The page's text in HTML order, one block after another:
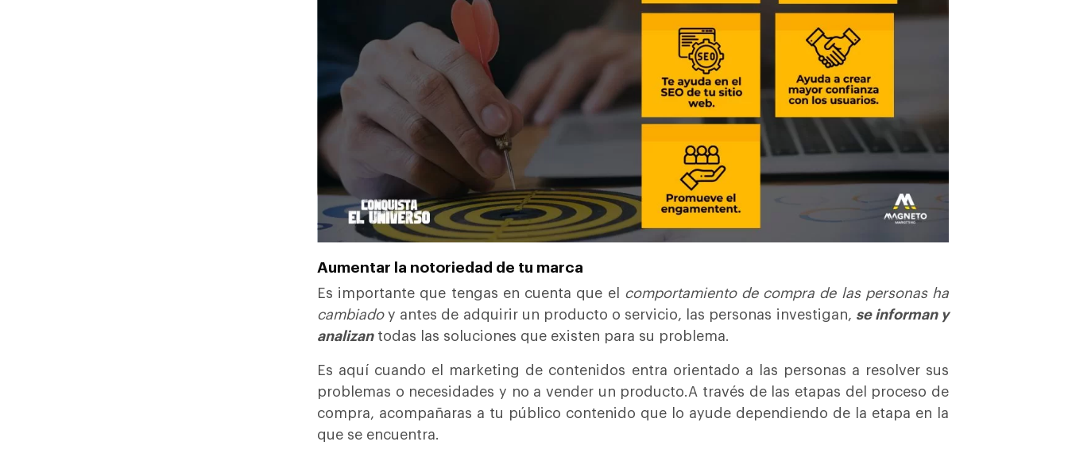
Aumentar la notoriedad de tu marca
Es importante que tengas en cuenta que el comportamiento de compra de las personas ha
cambiadoy antes de adquirir un producto o servicio, las personas investigan, se informan y
analizantodas las soluciones que existen para su problema.
Es aquí cuando el marketing de contenidos entra orientado a las personas a resolver sus
problemas o necesidades y no a vender un producto.A través de las etapas del proceso de
compra, acompañaras a tu público contenido que lo ayude dependiendo de la etapa en la
que se encuentra.